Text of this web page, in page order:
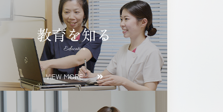
教育を知る
Education
VIEW MORE